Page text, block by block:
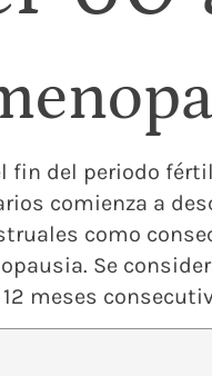
del periodo
comienza a
como
Se
meses